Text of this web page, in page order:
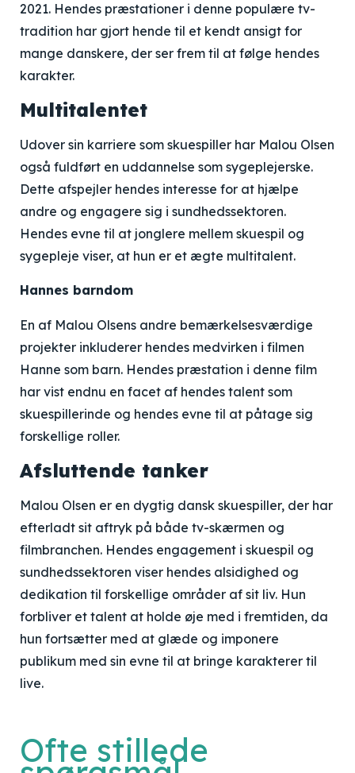
2021. Hendes præstationer i denne populære tv-
tradition har gjort hende til et kendt ansigt for
mange danskere, der ser frem til at følge hendes
karakter.
Multitalentet
Udover sin karriere som skuespiller har Malou Olsen
også fuldført en uddannelse som sygeplejerske.
Dette afspejler hendes interesse for at hjælpe
andre og engagere sig i sundhedssektoren.
Hendes evne til at jonglere mellem skuespil og
sygepleje viser, at hun er et ægte multitalent.
Hannes barndom
En af Malou Olsens andre bemærkelsesværdige
projekter inkluderer hendes medvirken i filmen
Hanne som barn. Hendes præstation i denne film
har vist endnu en facet af hendes talent som
skuespillerinde og hendes evne til at påtage sig
forskellige roller.
Afsluttende tanker
Malou Olsen er en dygtig dansk skuespiller, der har
efterladt sit aftryk på både tv-skærmen og
filmbranchen. Hendes engagement i skuespil og
sundhedssektoren viser hendes alsidighed og
dedikation til forskellige områder af sit liv. Hun
forbliver et talent at holde øje med i fremtiden, da
hun fortsætter med at glæde og imponere
publikum med sin evne til at bringe karakterer til
live.
Ofte stillede